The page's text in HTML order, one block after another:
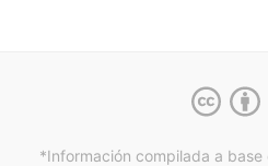
*Información compilada a